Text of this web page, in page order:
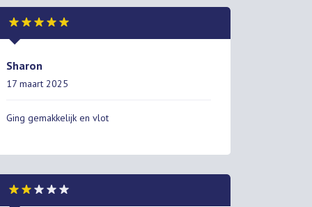
Sharon
17 maart 2025
Ging gemakkelijk en vlot